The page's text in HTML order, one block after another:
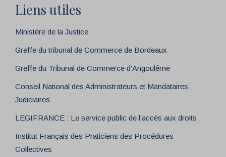
Liens utiles
Ministère de la Justice
Greffe du tribunal de Commerce de Bordeaux
Greffe du Tribunal de Commerce d'Angoulême
Conseil National des Administrateurs et Mandataires
Judiciaires
LEGIFRANCE : Le service public de l’accès aux droits
Institut Français des Praticiens des Procédures
Collectives